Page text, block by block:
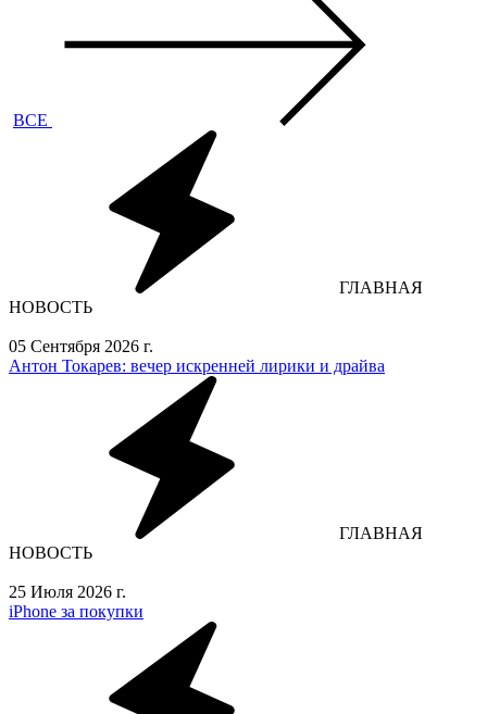
ВСЕ
ГЛАВНАЯ
НОВОСТЬ
05 Сентября 2026 г.
Антон Токарев: вечер искренней лирики и драйва
ГЛАВНАЯ
НОВОСТЬ
25 Июля 2026 г.
iPhone за покупки